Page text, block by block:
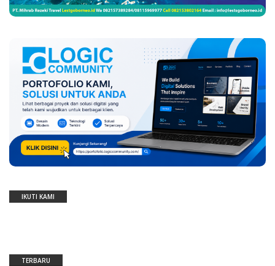
IKUTI KAMI
TERBARU